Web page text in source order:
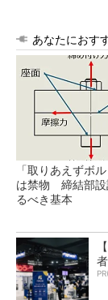
あなたにおす
「取りあえずボ
は禁物 締結部設
るべき基本